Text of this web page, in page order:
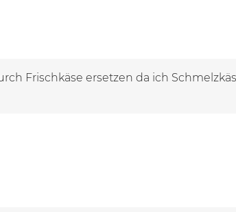
Frischkäse ersetzen da ich